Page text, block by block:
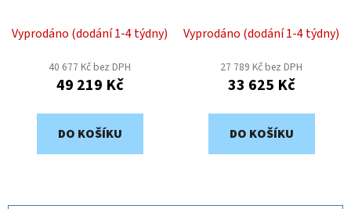
VVA2-720-11
Vyprodáno (dodání 1-4 týdny)
40 677 Kč bez DPH
49 219 Kč
DO KOŠÍKU
VVA2-500-11
Vyprodáno (dodání 1-4 týdny)
27 789 Kč bez DPH
33 625 Kč
DO KOŠÍKU